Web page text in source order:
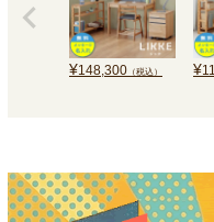
¥148,300 （税込） ¥